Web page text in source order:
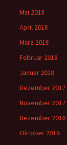
Mai 2018
April 2018
März 2018
Februar 2018
Januar 2018
Dezember 2017
November 2017
Dezember 2016
Oktober 2016